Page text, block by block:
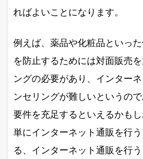
ればよいことになります。
例えば、薬品や化粧品といっ
を防止するためには対面販売
ングの必要があり、インター
ンセリングが難しいというの
要件を充足するといえるかもし
単にインターネット通販を行
る、インターネット通販を行